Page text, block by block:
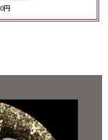
円